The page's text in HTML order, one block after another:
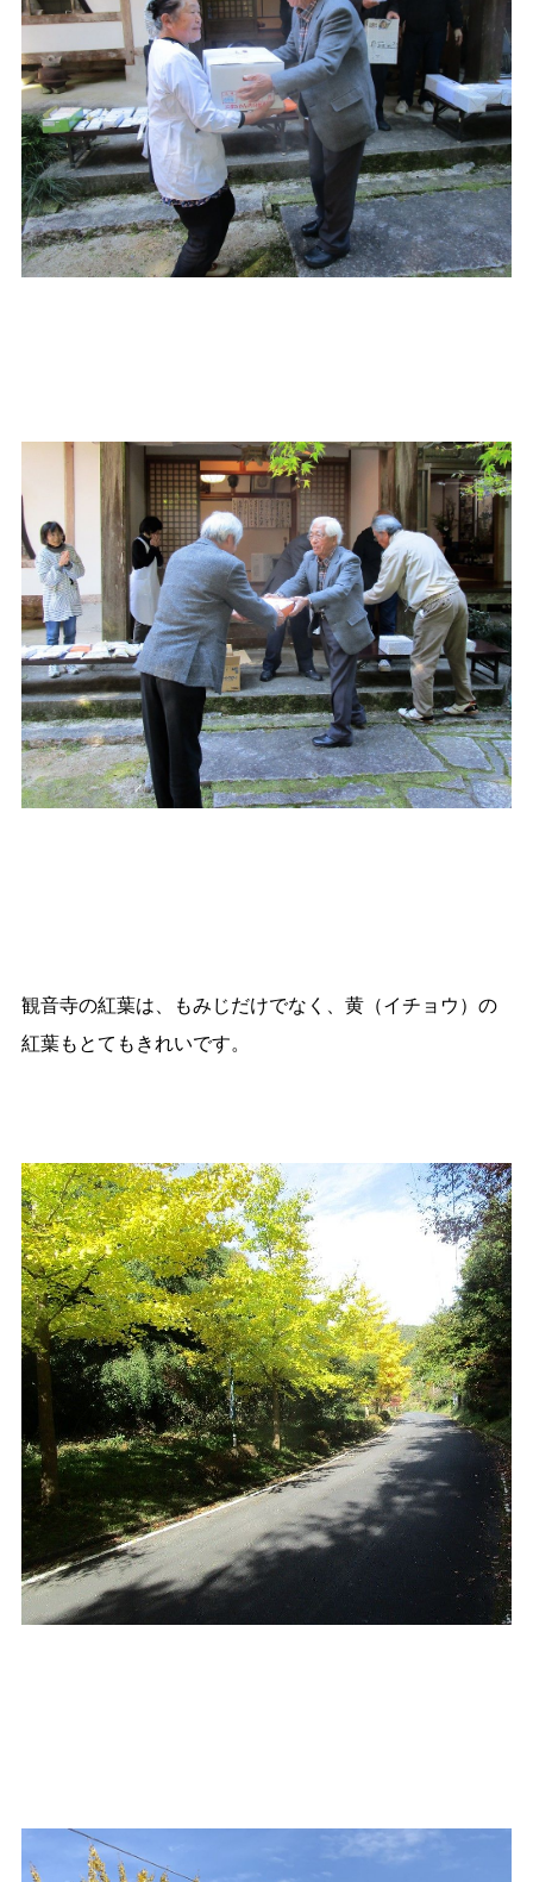
観音寺の紅葉は、もみじだけでなく、黄（イチョウ）の
紅葉もとてもきれいです。